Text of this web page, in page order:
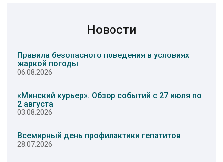
Новости
Правила безопасного поведения в условиях
жаркой погоды
06.08.2026
«Минский курьер». Обзор событий с 27 июля по
2 августа
03.08.2026
Всемирный день профилактики гепатитов
28.07.2026